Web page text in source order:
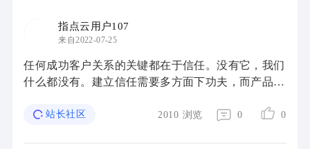
指点云用户107
来自2022-07-25
任何成功客户关系的关键都在于信任。没有它，我们
什么都没有。建立信任需要多方面下功夫，而产品
站的问题。因为您的网站就是您品牌的网络形象， ...
站长社区 2010 浏览 0 0